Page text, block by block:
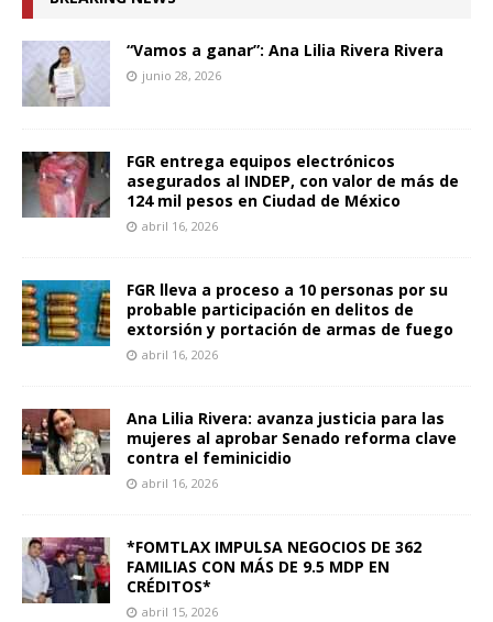
“Vamos a ganar”: Ana Lilia Rivera Rivera
junio 28, 2026
FGR entrega equipos electrónicos
asegurados al INDEP, con valor de más de
124 mil pesos en Ciudad de México
abril 16, 2026
FGR lleva a proceso a 10 personas por su
probable participación en delitos de
extorsión y portación de armas de fuego
abril 16, 2026
Ana Lilia Rivera: avanza justicia para las
mujeres al aprobar Senado reforma clave
contra el feminicidio
abril 16, 2026
*FOMTLAX IMPULSA NEGOCIOS DE 362
FAMILIAS CON MÁS DE 9.5 MDP EN
CRÉDITOS*
abril 15, 2026